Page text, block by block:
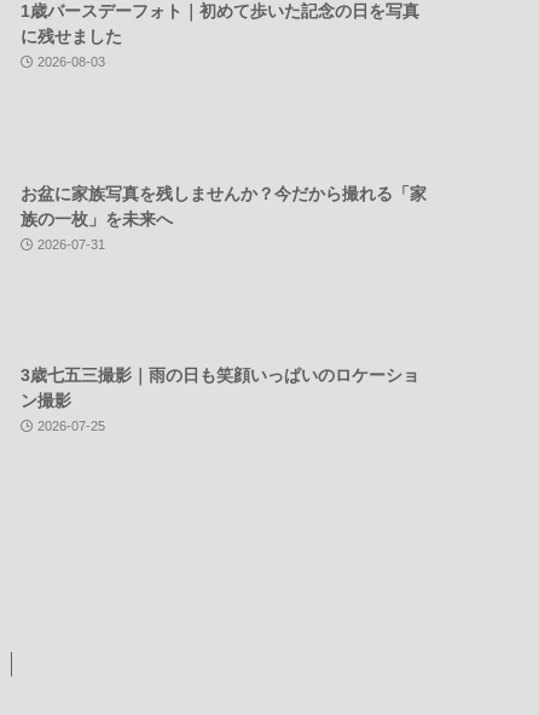
1歳バースデーフォト｜初めて歩いた記念の日を写真
に残せました
2026-08-03
お盆に家族写真を残しませんか？今だから撮れる「家
族の一枚」を未来へ
2026-07-31
3歳七五三撮影｜雨の日も笑顔いっぱいのロケーショ
ン撮影
2026-07-25